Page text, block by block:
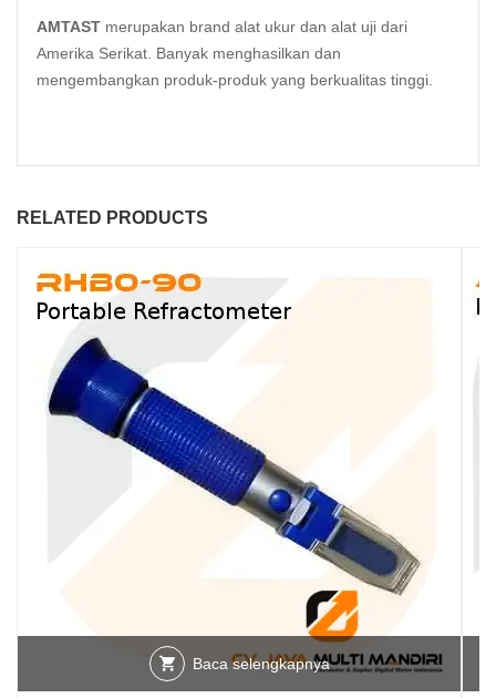
AMTAST merupakan brand alat ukur dan alat uji dari
Amerika Serikat. Banyak menghasilkan dan
mengembangkan produk-produk yang berkualitas tinggi.
RELATED PRODUCTS
Baca selengkapnya